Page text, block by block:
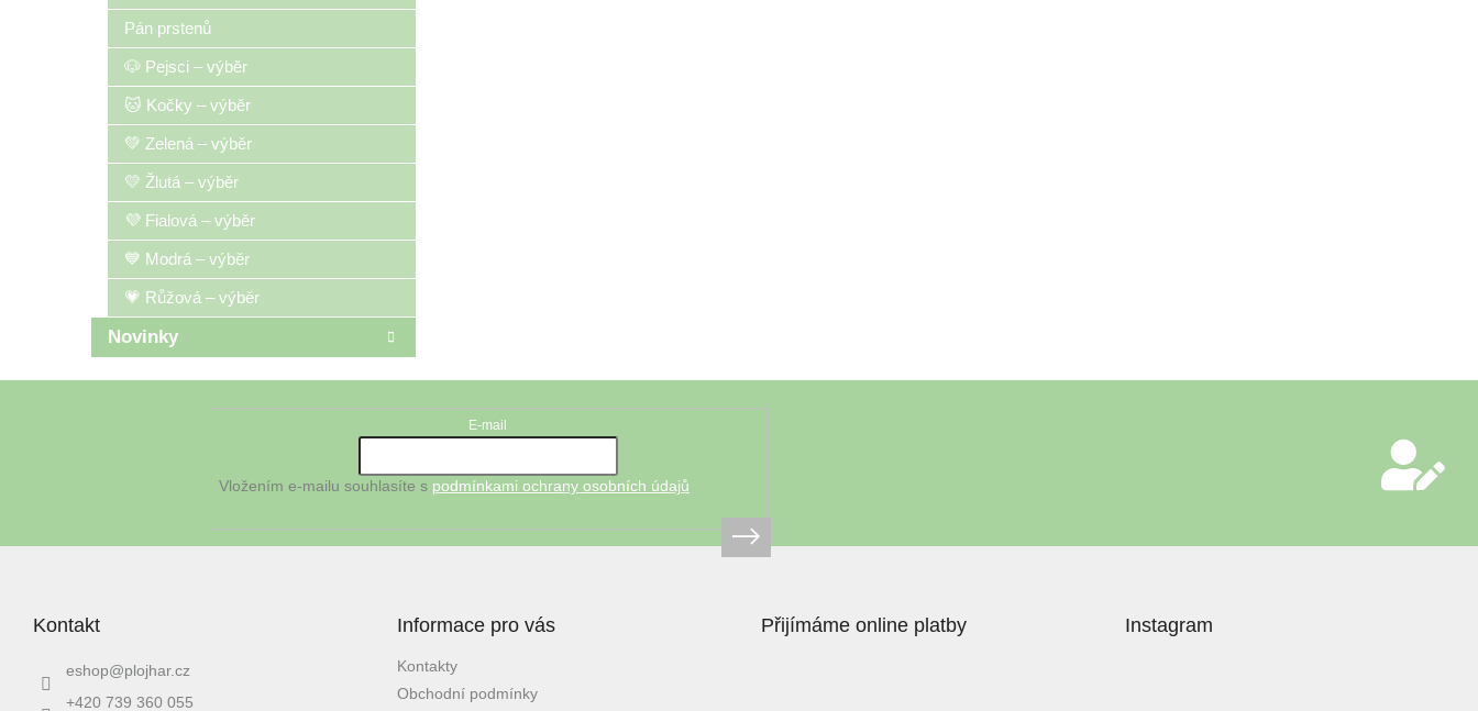
Pán prstenů
🐶 Pejsci – výběr
🐱 Kočky – výběr
💚 Zelená – výběr
💛 Žlutá – výběr
💜 Fialová – výběr
💙 Modrá – výběr
💗 Růžová – výběr
Novinky
E-mail
Vložením e-mailu souhlasíte s podmínkami ochrany osobních údajů
Kontakt
eshop@plojhar.cz
+420 739 360 055
Informace pro vás
Kontakty
Obchodní podmínky
Přijímáme online platby Instagram